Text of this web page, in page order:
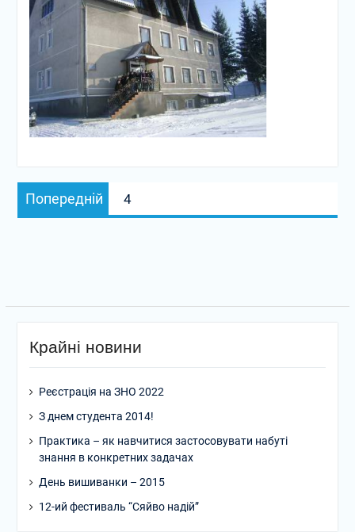
Навігація
записів
Попередній
запис:
4
Крайні новини
Реєстрація на ЗНО 2022
З днем студента 2014!
Практика – як навчитися застосовувати набуті
знання в конкретних задачах
День вишиванки – 2015
12-ий фестиваль “Сяйво надій”